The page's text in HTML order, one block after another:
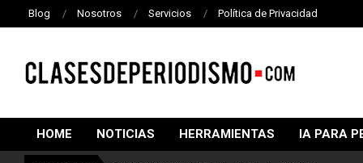
Blog Nosotros Servicios Política de Privacidad
DE
PERIODISMO
HOME NOTICIAS HERRAMIENTAS IA PARA